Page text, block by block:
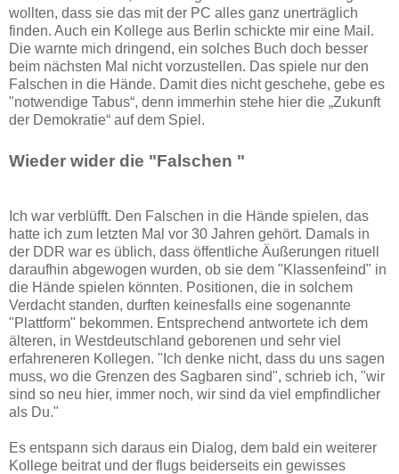
wollten, dass sie das mit der PC alles ganz unerträglich
finden. Auch ein Kollege aus Berlin schickte mir eine Mail.
Die warnte mich dringend, ein solches Buch doch besser
beim nächsten Mal nicht vorzustellen. Das spiele nur den
Falschen in die Hände. Damit dies nicht geschehe, gebe es
"notwendige Tabus“, denn immerhin stehe hier die „Zukunft
der Demokratie“ auf dem Spiel.
Wieder wider die "Falschen "
Ich war verblüfft. Den Falschen in die Hände spielen, das
hatte ich zum letzten Mal vor 30 Jahren gehört. Damals in
der DDR war es üblich, dass öffentliche Äußerungen rituell
daraufhin abgewogen wurden, ob sie dem "Klassenfeind" in
die Hände spielen könnten. Positionen, die in solchem
Verdacht standen, durften keinesfalls eine sogenannte
"Plattform" bekommen. Entsprechend antwortete ich dem
älteren, in Westdeutschland geborenen und sehr viel
erfahreneren Kollegen. "Ich denke nicht, dass du uns sagen
muss, wo die Grenzen des Sagbaren sind", schrieb ich, "wir
sind so neu hier, immer noch, wir sind da viel empfindlicher
als Du."
Es entspann sich daraus ein Dialog, dem bald ein weiterer
Kollege beitrat und der flugs beiderseits ein gewisses